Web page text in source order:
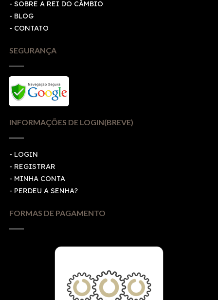
- SOBRE A REI DO CÂMBIO
- BLOG
- CONTATO
SEGURANÇA
INFORMAÇÕES DE LOGIN(BREVE)
- LOGIN
- REGISTRAR
- MINHA CONTA
- PERDEU A SENHA?
FORMAS DE PAGAMENTO